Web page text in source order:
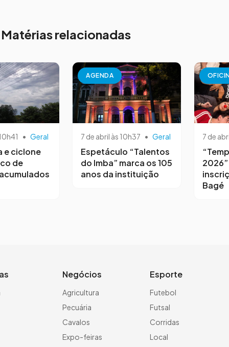
Matérias relacionadas
• Geral
e ciclone
de
AGENDA
7 de abril às 10h37 • Geral
Espetáculo “Talentos
do Imba” marca os 105
anos da instituição
7 de
Bagé
Negócios
Agricultura
Pecuária
Cavalos
Expo-feiras
Esporte
Futebol
Futsal
Corridas
Local